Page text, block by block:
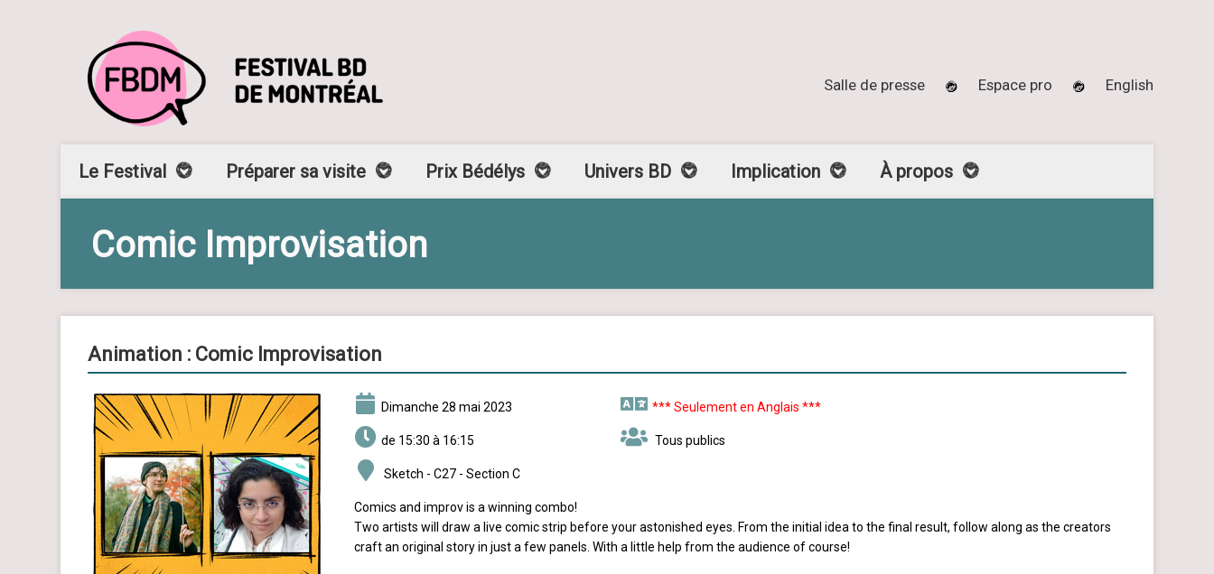
Salle de presse Espace pro English
Le Festival Préparer sa visite Prix Bédélys Univers BD Implication À propos
Comic Improvisation
Animation : Comic Improvisation
dimanche 28 mai 2023
de 15:30 à 16:15
Sketch - C27 - Section C
*** Seulement en Anglais ***
Tous publics
Comics and improv is a winning combo!
Two artists will draw a live comic strip before your astonished eyes. From the initial idea to the final result, follow along as the creators
craft an original story in just a few panels. With a little help from the audience of course!